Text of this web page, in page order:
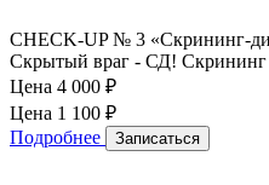
CHECK-UP № 3 «Скрининг-
Скрытый враг - СД! Скрининг
Цена 4 000 ₽
Цена 1 100 ₽
Подробнее
Записаться